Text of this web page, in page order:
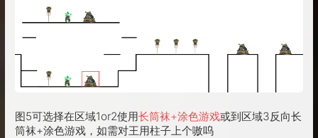
图5可选择在区域1or2使用长筒袜+涂色游戏或到区域3反向长
筒袜+涂色游戏，如需对王用柱子上个嗷呜